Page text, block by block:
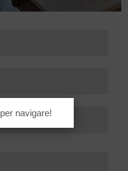
navigare!